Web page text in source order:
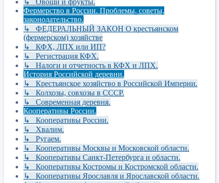
↳ Овощи и фрукты.
Фермерство в России. Проблемы, советы,
законодательство.
↳ ФЕДЕРАЛЬНЫЙ ЗАКОН О крестьянском
(фермерском) хозяйстве
↳ КФХ, ЛПХ или ИП?
↳ Регистрация КФХ.
↳ Налоги и отчетность в КФХ и ЛПХ.
История Российской деревни.
↳ Крестьянское хозяйство в Российской Империи.
↳ Колхозы, совхозы в СССР.
↳ Современная деревня.
Кооперативы России.
↳ Кооперативы России.
↳ Хвалим.
↳ Ругаем.
↳ Кооперативы Москвы и Московской области.
↳ Кооперативы Санкт-Петербурга и области.
↳ Кооперативы Костромы и Костромской области.
↳ Кооперативы Ярославля и Ярославской области.